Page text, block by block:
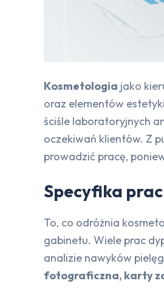
Kosmetologia jako
oraz elementów
ściśle laboratoryjnych
oczekiwań klientów. Z
prowadzić pracę,
Specyfika
To, co odróżnia
gabinetu. Wiele prac
analizie nawyków
fotograficzna, karty